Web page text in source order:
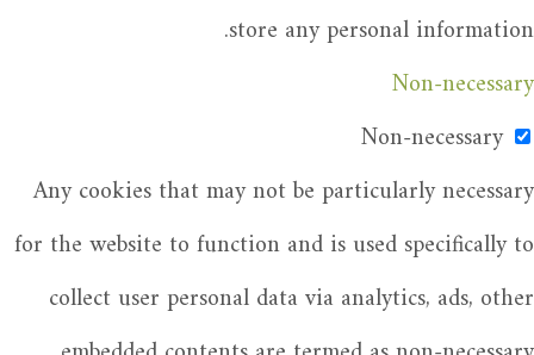
store any personal information.
Non-necessary
Non-necessary
Any cookies that may not be particularly necessary
for the website to function and is used specifically to
collect user personal data via analytics, ads, other